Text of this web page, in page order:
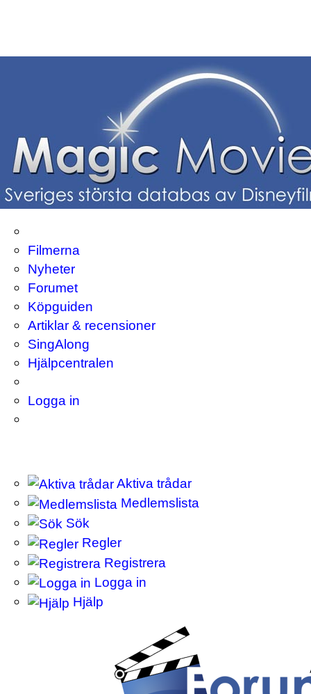
Filmerna
Nyheter
Forumet
Köpguiden
Artiklar & recensioner
SingAlong
Hjälpcentralen
Logga in
Aktiva trådar
Medlemslista
Sök
Regler
Registrera
Logga in
Hjälp